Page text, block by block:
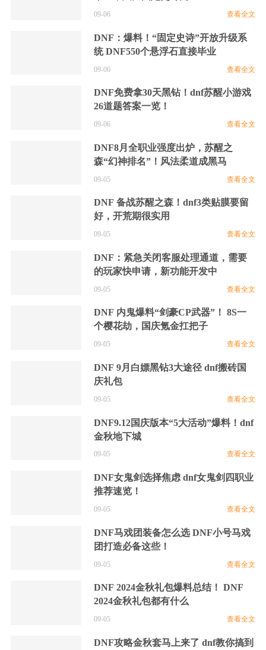
09-06 查看全文
DNF：爆料！“固定史诗”开放升级系
统 DNF550个悬浮石直接毕业
09-06 查看全文
DNF免费拿30天黑钻！dnf苏醒小游戏
26道题答案一览！
09-06 查看全文
DNF8月全职业强度出炉，苏醒之
森“幻神排名”！风法柔道成黑马
09-05 查看全文
DNF 备战苏醒之森！dnf3类贴膜要留
好，开荒期很实用
09-05 查看全文
DNF：紧急关闭客服处理通道，需要
的玩家快申请，新功能开发中
09-05 查看全文
DNF 内鬼爆料“剑豪CP武器”！ 8S一
个樱花劫，国庆氪金扛把子
09-05 查看全文
DNF 9月白嫖黑钻3大途径 dnf搬砖国
庆礼包
09-05 查看全文
DNF9.12国庆版本“5大活动”爆料！dnf
金秋地下城
09-05 查看全文
DNF女鬼剑选择焦虑 dnf女鬼剑四职业
推荐速览！
09-05 查看全文
DNF马戏团装备怎么选 DNF小号马戏
团打造必备这些！
09-05 查看全文
DNF 2024金秋礼包爆料总结！ DNF
2024金秋礼包都有什么
09-05 查看全文
DNF攻略金秋套马上来了 dnf教你搞到